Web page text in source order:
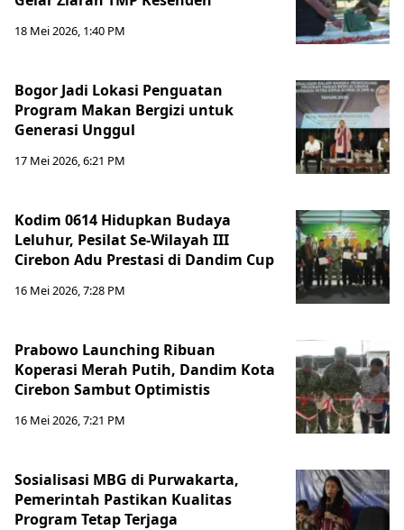
18 Mei 2026, 1:40 PM
Bogor Jadi Lokasi Penguatan
Program Makan Bergizi untuk
Generasi Unggul
17 Mei 2026, 6:21 PM
Kodim 0614 Hidupkan Budaya
Leluhur, Pesilat Se-Wilayah III
Cirebon Adu Prestasi di Dandim Cup
16 Mei 2026, 7:28 PM
Prabowo Launching Ribuan
Koperasi Merah Putih, Dandim Kota
Cirebon Sambut Optimistis
16 Mei 2026, 7:21 PM
Sosialisasi MBG di Purwakarta,
Pemerintah Pastikan Kualitas
Program Tetap Terjaga